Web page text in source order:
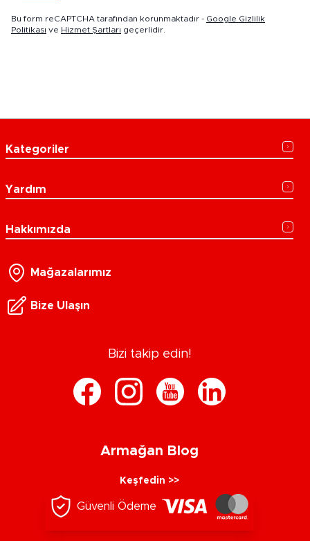
Bu form reCAPTCHA tarafından korunmaktadır - Google Gizlilik
Politikası ve Hizmet Şartları geçerlidir.
Kategoriler
Yardım
Hakkımızda
Mağazalarımız
Bize Ulaşın
Bizi takip edin!
Armağan Blog
Keşfedin >>
Güvenli Ödeme